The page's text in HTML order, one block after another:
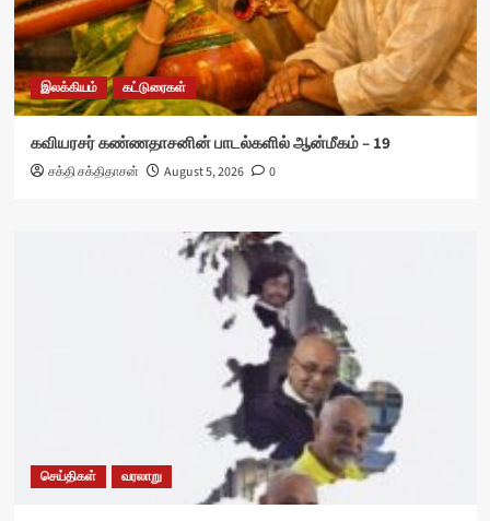
இலக்கியம் கட்டுரைகள்
கவியரசர் கண்ணதாசனின் பாடல்களில் ஆன்மீகம் – 19
சக்தி சக்திதாசன் August 5, 2026 0
செய்திகள் வரலாறு